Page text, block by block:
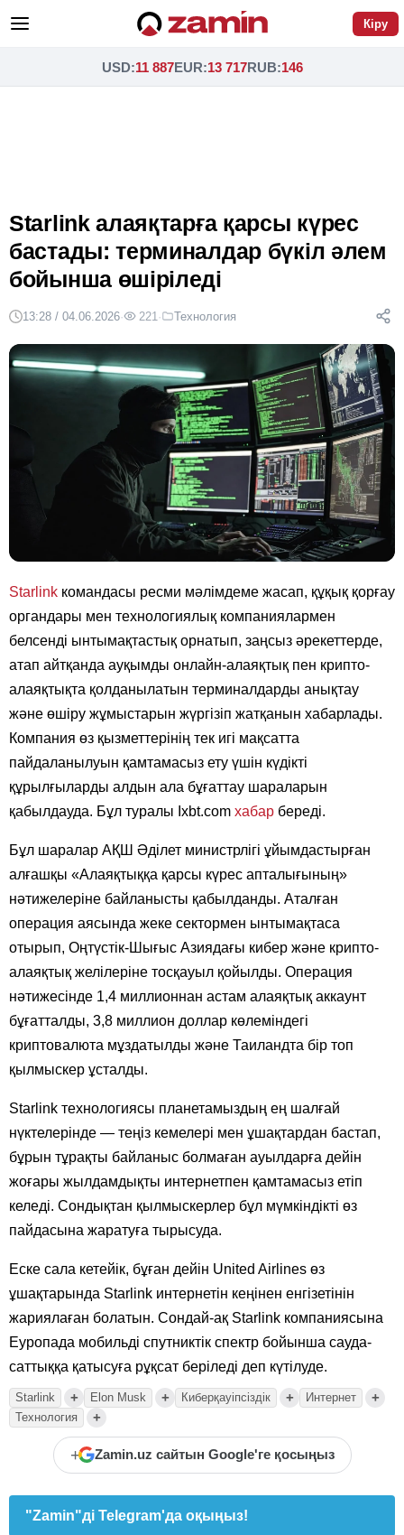
Кіру
USD:11 887EUR:13 717RUB:146
Starlink алаяқтарға қарсы күрес
бастады: терминалдар бүкіл әлем
бойынша өшіріледі
13:28 / 04.06.2026· 221 · Технология
Starlink командасы ресми мәлімдеме жасап, құқық қорғау
органдары мен технологиялық компаниялармен
белсенді ынтымақтастық орнатып, заңсыз әрекеттерде,
атап айтқанда ауқымды онлайн-алаяқтық пен крипто-
алаяқтықта қолданылатын терминалдарды анықтау
және өшіру жұмыстарын жүргізіп жатқанын хабарлады.
Компания өз қызметтерінің тек игі мақсатта
пайдаланылуын қамтамасыз ету үшін күдікті
құрылғыларды алдын ала бұғаттау шараларын
қабылдауда. Бұл туралы Ixbt.com хабар береді.
Бұл шаралар АҚШ Әділет министрлігі ұйымдастырған
алғашқы «Алаяқтыққа қарсы күрес апталығының»
нәтижелеріне байланысты қабылданды. Аталған
операция аясында жеке сектормен ынтымақтаса
отырып, Оңтүстік-Шығыс Азиядағы кибер және крипто-
алаяқтық желілеріне тосқауыл қойылды. Операция
нәтижесінде 1,4 миллионнан астам алаяқтық аккаунт
бұғатталды, 3,8 миллион доллар көлеміндегі
криптовалюта мұздатылды және Таиландта бір топ
қылмыскер ұсталды.
Starlink технологиясы планетамыздың ең шалғай
нүктелерінде — теңіз кемелері мен ұшақтардан бастап,
бұрын тұрақты байланыс болмаған ауылдарға дейін
жоғары жылдамдықты интернетпен қамтамасыз етіп
келеді. Сондықтан қылмыскерлер бұл мүмкіндікті өз
пайдасына жаратуға тырысуда.
Еске сала кетейік, бұған дейін United Airlines өз
ұшақтарында Starlink интернетін кеңінен енгізетінін
жариялаған болатын. Сондай-ақ Starlink компаниясына
Еуропада мобильді спутниктік спектр бойынша сауда-
саттыққа қатысуға рұқсат беріледі деп күтілуде.
Starlink + Elon Musk + Киберқауіпсіздік + Интернет +
Технология +
+ Zamin.uz сайтын Google'ге қосыңыз
"Zamin"ді Telegram'да оқыңыз!